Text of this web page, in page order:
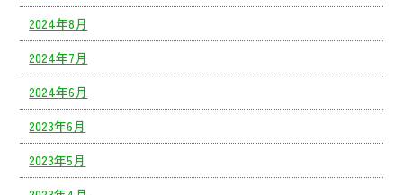
2024年8月
2024年7月
2024年6月
2023年6月
2023年5月